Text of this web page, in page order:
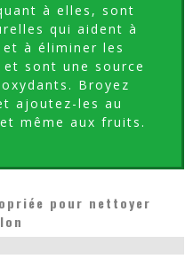
à elles, sont
qui aident à
à éliminer les
sont une source
Broyez
ajoutez-les au
même aux fruits.
pour nettoyer